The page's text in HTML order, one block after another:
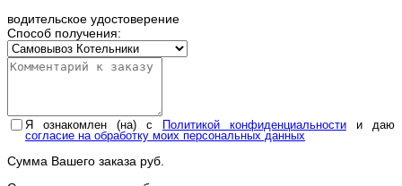
водительское удостоверение
Способ получения:
Я ознакомлен (на) с Политикой конфиденциальности и даю
согласие на обработку моих персональных данных
Сумма Вашего заказа руб.